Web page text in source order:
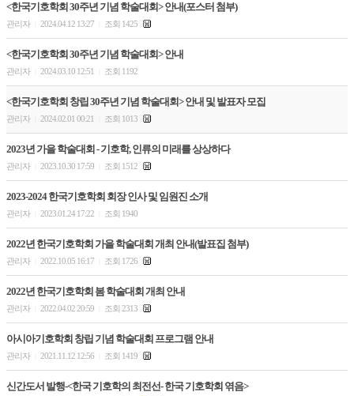
<한국기호학회 30주년 기념 학술대회> 안내(포스터 첨부)
관리자 2024.04.12 13:27 조회 1425
<한국기호학회 30주년 기념 학술대회> 안내
관리자 2024.03.10 12:51 조회 1192
<한국기호학회 창립 30주년 기념 학술대회> 안내 및 발표자 모집
관리자 2024.02.01 00:21 조회 1013
2023년 가을 학술대회 - 기호학, 인류의 미래를 상상하다
관리자 2023.10.30 17:59 조회 1512
2023-2024 한국기호학회 회장 인사 및 임원진 소개
관리자 2023.01.24 17:22 조회 1940
2022년 한국기호학회 가을 학술대회 개최 안내(발표집 첨부)
관리자 2022.10.05 16:17 조회 1726
2022년 한국기호학회 봄 학술대회 개최 안내
관리자 2022.04.02 20:59 조회 2313
아시아기호학회 창립 기념 학술대회 프로그램 안내
관리자 2021.11.12 12:56 조회 1419
신간도서 발행-<한국 기호학의 최전선- 한국 기호학회 엮음>